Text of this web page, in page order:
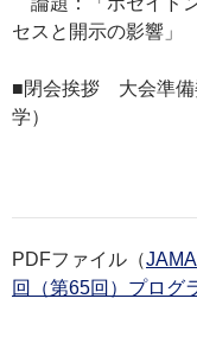
セスと開示の影響」
■閉会挨拶 大会準
学）
PDFファイル（
回（第65回）プログ